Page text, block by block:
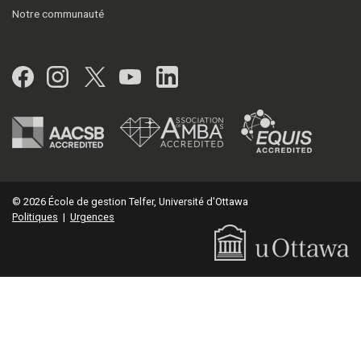
Notre communauté
Facebook
Instagram
Twitter
YouTubeLinkedIn
© 2026 École de gestion Telfer, Université d'Ottawa
Politiques | Urgences